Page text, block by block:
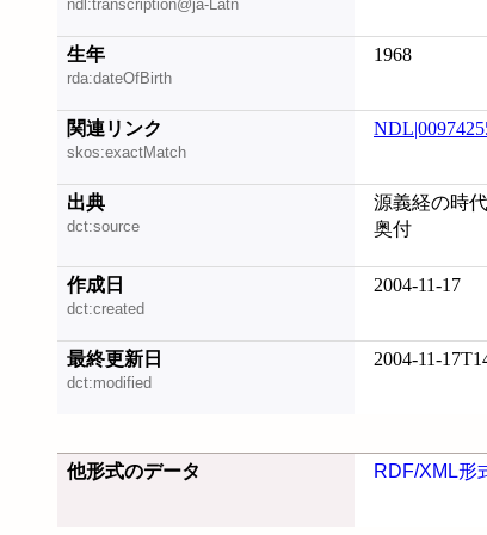
ndl:transcription@ja-Latn
生年
rda:dateOfBirth
1968
関連リンク
skos:exactMatch
出典
dct:source
源義経の時
奥付
作成日
dct:created
2004-11-17
最終更新日
dct:modified
2004-11-
他形式のデータ RDF/XML形